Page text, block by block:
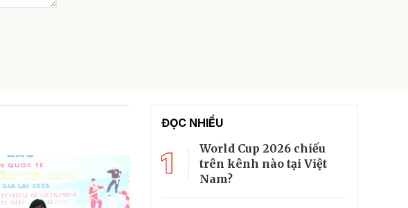
ĐỌC NHIỀU
1
World Cup 2026 chiếu
trên kênh nào tại Việt
Nam?